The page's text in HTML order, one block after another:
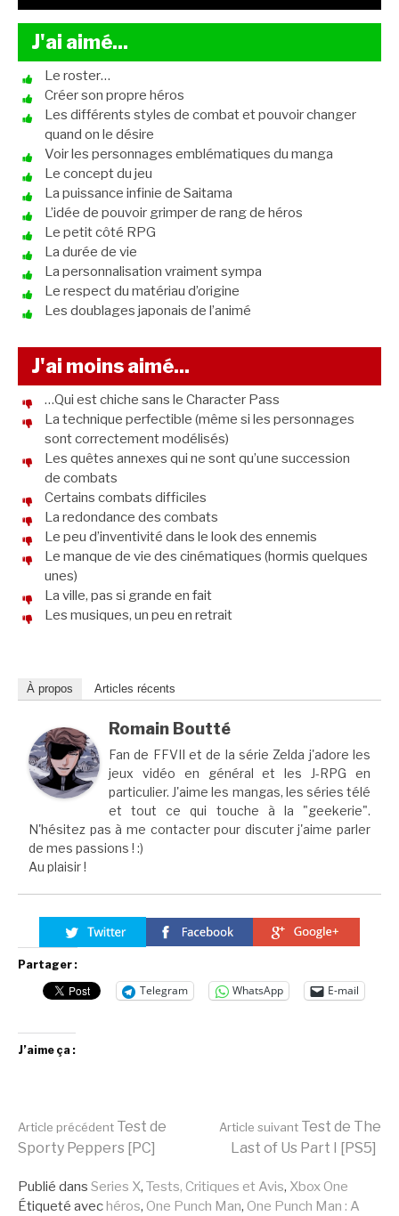
J'ai aimé...
Le roster…
Créer son propre héros
Les différents styles de combat et pouvoir changer
quand on le désire
Voir les personnages emblématiques du manga
Le concept du jeu
La puissance infinie de Saitama
L’idée de pouvoir grimper de rang de héros
Le petit côté RPG
La durée de vie
La personnalisation vraiment sympa
Le respect du matériau d’origine
Les doublages japonais de l’animé
J'ai moins aimé...
…Qui est chiche sans le Character Pass
La technique perfectible (même si les personnages
sont correctement modélisés)
Les quêtes annexes qui ne sont qu’une succession
de combats
Certains combats difficiles
La redondance des combats
Le peu d’inventivité dans le look des ennemis
Le manque de vie des cinématiques (hormis quelques
unes)
La ville, pas si grande en fait
Les musiques, un peu en retrait
À propos Articles récents
Romain Boutté
Fan de FFVII et de la série Zelda j'adore les
jeux vidéo en général et les J-RPG en
particulier. J'aime les mangas, les séries télé
et tout ce qui touche à la "geekerie".
N'hésitez pas à me contacter pour discuter j'aime parler
de mes passions ! :)
Au plaisir !
Partager :
Telegram WhatsApp E-mail
J’aime ça :
Lire
la
Article précédent Test de
Sporty Peppers [PC]
Article suivant Test de The
Last of Us Part I [PS5]
Publié dans Series X, Tests, Critiques et Avis, Xbox One
Étiqueté avechéros, One Punch Man, One Punch Man : A